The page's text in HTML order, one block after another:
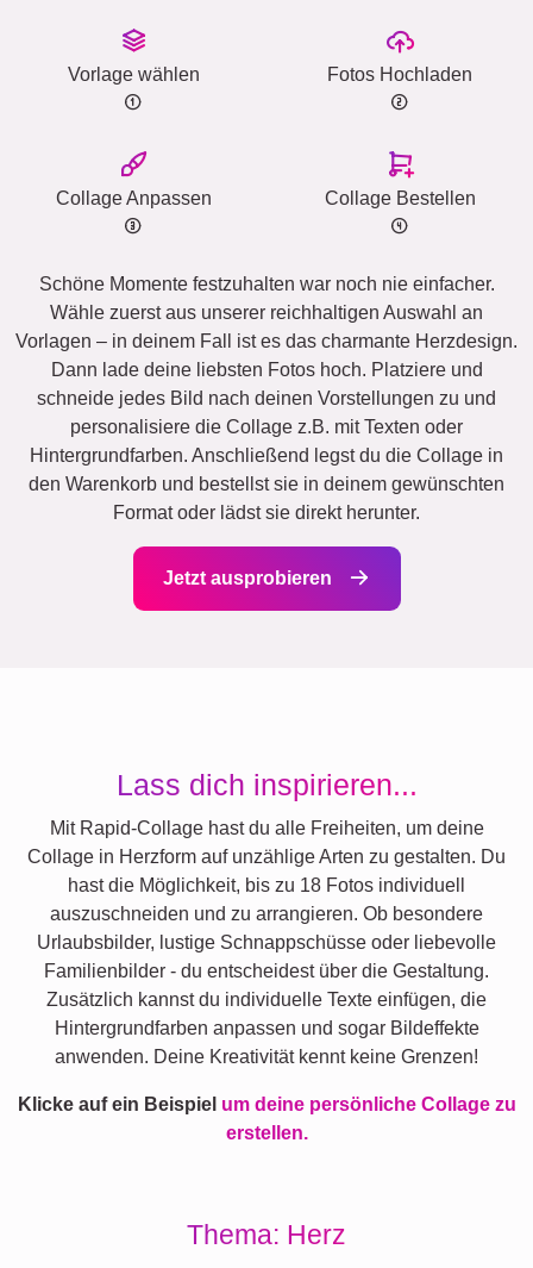
Vorlage wählen Fotos Hochladen
Collage Anpassen Collage Bestellen
Schöne Momente festzuhalten war noch nie einfacher.
Wähle zuerst aus unserer reichhaltigen Auswahl an
Vorlagen – in deinem Fall ist es das charmante Herzdesign.
Dann lade deine liebsten Fotos hoch. Platziere und
schneide jedes Bild nach deinen Vorstellungen zu und
personalisiere die Collage z.B. mit Texten oder
Hintergrundfarben. Anschließend legst du die Collage in
den Warenkorb und bestellst sie in deinem gewünschten
Format oder lädst sie direkt herunter.
Jetzt ausprobieren
Lass dich inspirieren...
Mit Rapid-Collage hast du alle Freiheiten, um deine
Collage in Herzform auf unzählige Arten zu gestalten. Du
hast die Möglichkeit, bis zu 18 Fotos individuell
auszuschneiden und zu arrangieren. Ob besondere
Urlaubsbilder, lustige Schnappschüsse oder liebevolle
Familienbilder - du entscheidest über die Gestaltung.
Zusätzlich kannst du individuelle Texte einfügen, die
Hintergrundfarben anpassen und sogar Bildeffekte
anwenden. Deine Kreativität kennt keine Grenzen!
Klicke auf ein Beispiel um deine persönliche Collage zu
erstellen.
Thema: Herz